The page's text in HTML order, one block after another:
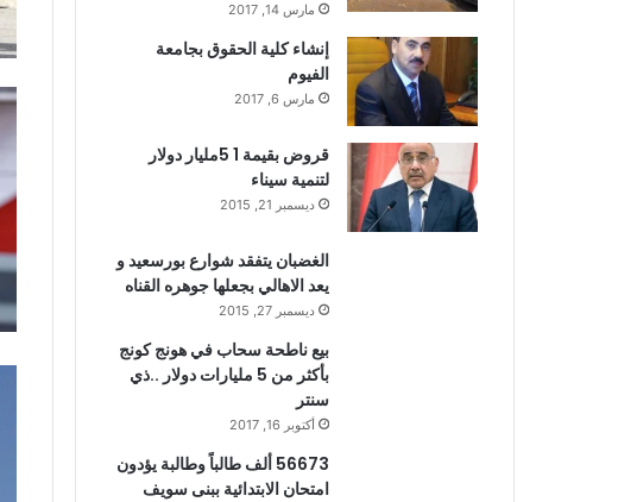
مارس 14, 2017
إنشاء كلية الحقوق بجامعة
الفيوم
مارس 6, 2017
قروض بقيمة 1 5مليار دولار
لتنمية سيناء
ديسمبر 21, 2015
الغضبان يتفقد شوارع بورسعيد و
يعد الاهالي بجعلها جوهره القناه
ديسمبر 27, 2015
بيع ناطحة سحاب في هونج كونج
بأكثر من 5 مليارات دولار ..ذي
سنتر
أكتوبر 16, 2017
56673 ألف طالباً وطالبة يؤدون
امتحان الابتدائية ببنى سويف